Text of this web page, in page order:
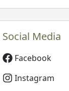
Social Media
Facebook
Instagram